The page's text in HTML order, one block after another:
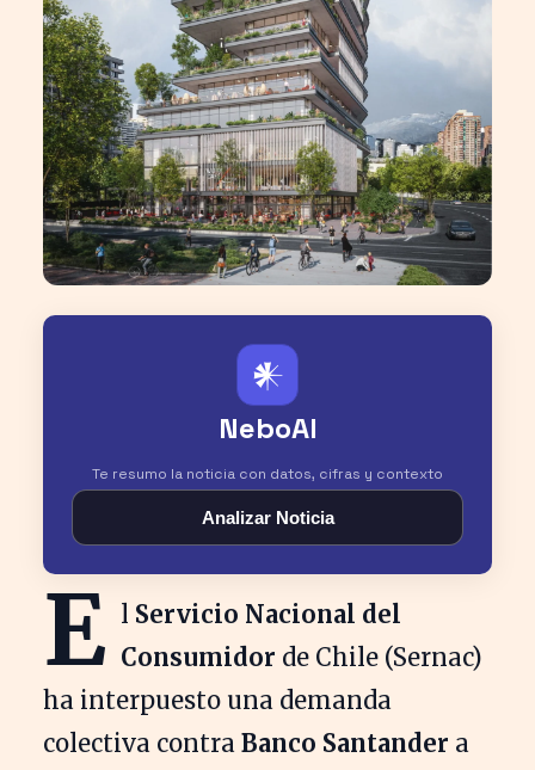
𒀭
NeboAI
Te resumo la noticia con datos, cifras y contexto
Analizar Noticia
E l Servicio Nacional del
Consumidor de Chile (Sernac)
ha interpuesto una demanda
colectiva contra Banco Santander a